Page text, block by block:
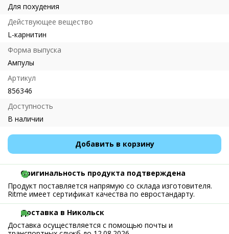
Для похудения
Действующее вещество
L-карнитин
Форма выпуска
Ампулы
Артикул
856346
Доступность
В наличии
Добавить в корзину
Оригинальность продукта подтверждена
Продукт поставляется напрямую со склада изготовителя.
Ritme имеет сертификат качества по евростандарту.
Доставка в Никольск
Доставка осуществляется с помощью почты и